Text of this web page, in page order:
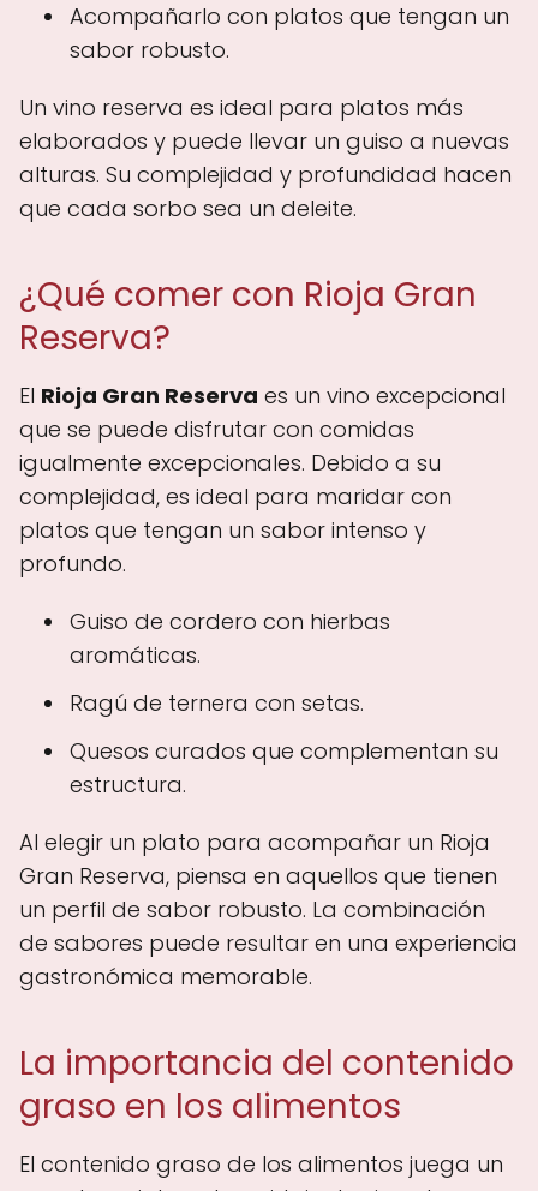
Acompañarlo con platos que tengan un
sabor robusto.
Un vino reserva es ideal para platos más
elaborados y puede llevar un guiso a nuevas
alturas. Su complejidad y profundidad hacen
que cada sorbo sea un deleite.
¿Qué comer con Rioja Gran
Reserva?
El Rioja Gran Reserva es un vino excepcional
que se puede disfrutar con comidas
igualmente excepcionales. Debido a su
complejidad, es ideal para maridar con
platos que tengan un sabor intenso y
profundo.
Guiso de cordero con hierbas
aromáticas.
Ragú de ternera con setas.
Quesos curados que complementan su
estructura.
Al elegir un plato para acompañar un Rioja
Gran Reserva, piensa en aquellos que tienen
un perfil de sabor robusto. La combinación
de sabores puede resultar en una experiencia
gastronómica memorable.
La importancia del contenido
graso en los alimentos
El contenido graso de los alimentos juega un